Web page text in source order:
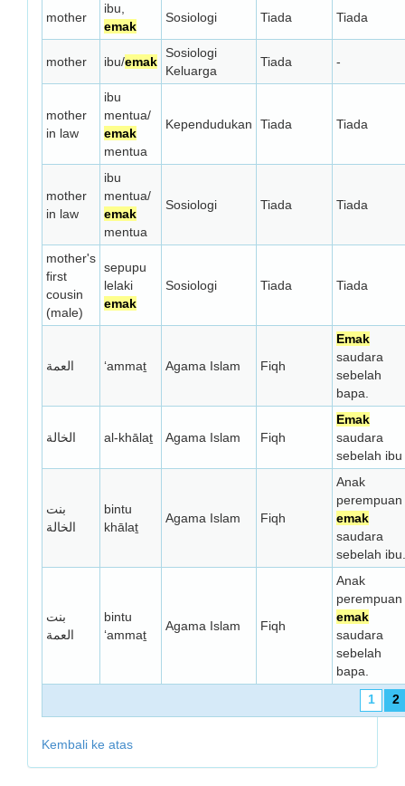
mother
ibu,
emak
Sosiologi Tiada Tiada
mother ibu/emak
Sosiologi
Keluarga
Tiada -
mother
in law
ibu
mentua/
emak
mentua
Kependudukan Tiada Tiada
mother
in law
ibu
mentua/
emak
mentua
Sosiologi Tiada Tiada
mother's
first
cousin
(male)
sepupu
lelaki
emak
Sosiologi Tiada Tiada
العمة ‘ammaṯ Agama Islam Fiqh
Emak
saudara
sebelah
bapa.
الخالة al-khālaṯ Agama Islam Fiqh
Emak
saudara
sebelah ibu
بنت
الخالة
bintu
khālaṯ
Agama Islam Fiqh
Anak
perempuan
emak
saudara
sebelah ibu.
بنت
العمة
bintu
‘ammaṯ
Agama Islam Fiqh
Anak
perempuan
emak
saudara
sebelah
bapa.
1
2
Kembali ke atas